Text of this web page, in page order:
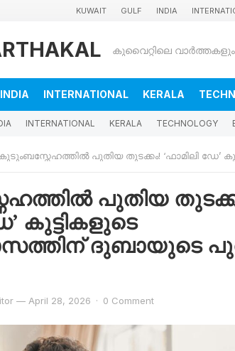
KUWAIT GULF INDIA
INDIA INTERNATIONAL KERALA
INTERNATIONAL KERALA TECHNOLOGY
പുതിയ തുടക്കം! ‘ഫാമിലി ഡേ’ കുട്ടികളുടെ
പുതിയ
കുട്ടികളുടെ
ദുബായുടെ
— April 28, 2026 · 0 Comment